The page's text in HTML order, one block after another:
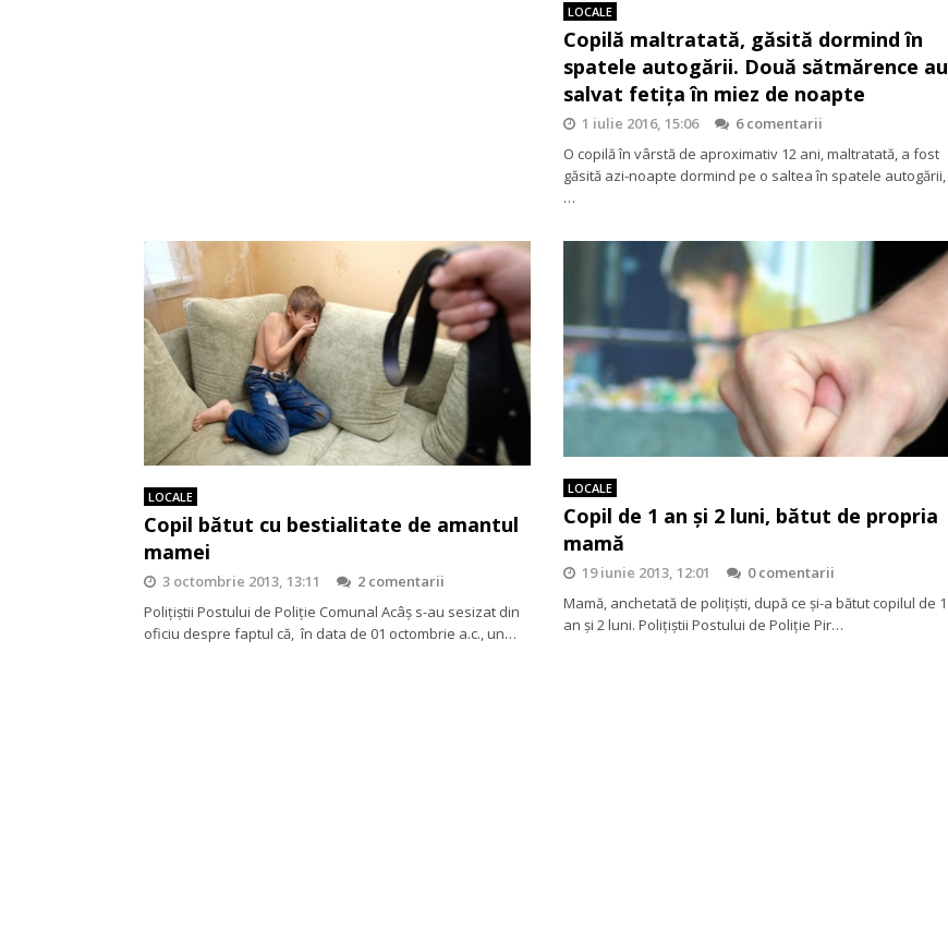
LOCALE
Copilă maltratată, găsită dormind în
spatele autogării. Două sătmărence au
salvat fetița în miez de noapte
1 iulie 2016, 15:06
6 comentarii
O copilă în vârstă de aproximativ 12 ani, maltratată, a fost
găsită azi-noapte dormind pe o saltea în spatele autogării,
…
LOCALE
Copil bătut cu bestialitate de amantul
mamei
3 octombrie 2013, 13:11
2 comentarii
Polițiștii Postului de Poliție Comunal Acâș s-au sesizat din
oficiu despre faptul că, în data de 01 octombrie a.c., un…
LOCALE
Copil de 1 an și 2 luni, bătut de propria
mamă
19 iunie 2013, 12:01
0 comentarii
Mamă, anchetată de poliţişti, după ce şi-a bătut copilul de 1
an şi 2 luni. Poliţiştii Postului de Poliţie Pir…